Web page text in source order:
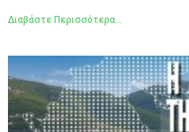
Διαβάστε Περισσότερα...